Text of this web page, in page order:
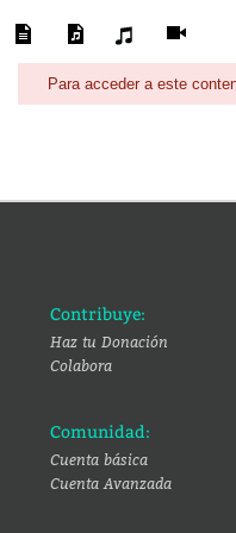
Para acceder a este
Contribuye:
Haz tu Donación
Colabora
Comunidad:
Cuenta básica
Cuenta Avanzada